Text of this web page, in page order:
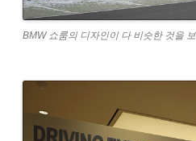
BMW 쇼룸의 디자인이 다 비슷한 것을